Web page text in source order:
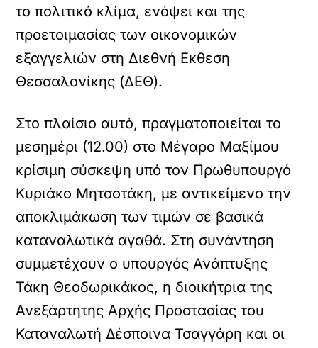
το πολιτικό κλίμα, ενόψει και της
προετοιμασίας των οικονομικών
εξαγγελιών στη Διεθνή Εκθεση
Θεσσαλονίκης (ΔΕΘ).
Στο πλαίσιο αυτό, πραγματοποιείται το
μεσημέρι (12.00) στο Μέγαρο Μαξίμου
κρίσιμη σύσκεψη υπό τον Πρωθυπουργό
Κυριάκο Μητσοτάκη, με αντικείμενο την
αποκλιμάκωση των τιμών σε βασικά
καταναλωτικά αγαθά. Στη συνάντηση
συμμετέχουν ο υπουργός Ανάπτυξης
Τάκη Θεοδωρικάκος, η διοικήτρια της
Ανεξάρτητης Αρχής Προστασίας του
Καταναλωτή Δέσποινα Τσαγγάρη και οι